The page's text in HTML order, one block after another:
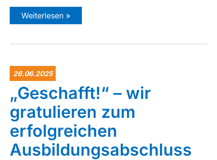
Weiterlesen »
26.06.2025
„Geschafft!“ – wir
gratulieren zum
erfolgreichen
Ausbildungsabschluss